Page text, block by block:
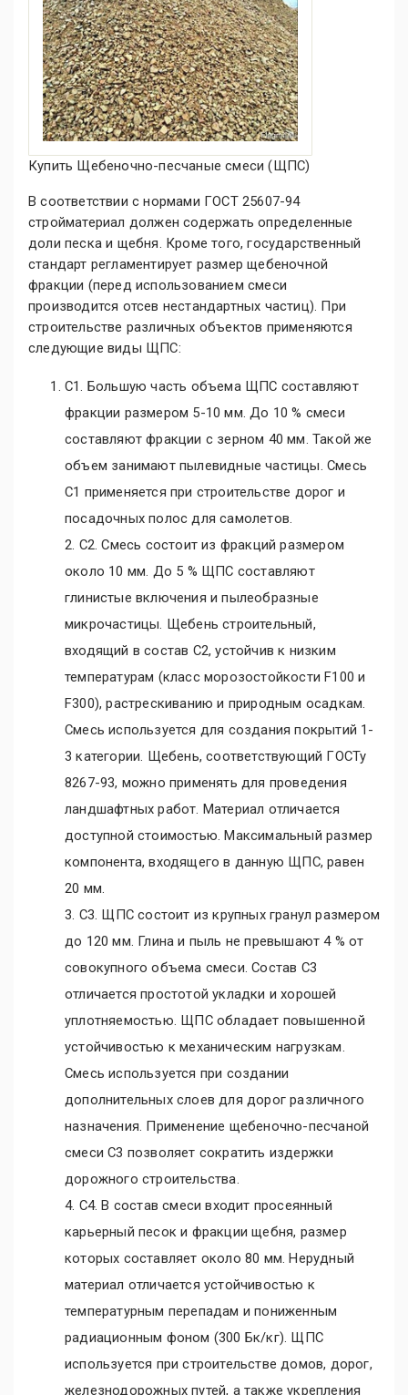
Купить Щебеночно-песчаные смеси (ЩПС)
В соответствии с нормами ГОCТ 25607-94
стройматериал должен содержать определенные
доли песка и щебня. Кроме того, государственный
стандарт регламентирует размер щебеночной
фракции (перед использованием смеси
производится отсев нестандартных частиц). При
строительстве различных объектов применяются
следующие виды ЩПС:
С1. Большую часть объема ЩПС составляют
фракции размером 5-10 мм. До 10 % смеси
составляют фракции с зерном 40 мм. Такой же
объем занимают пылевидные частицы. Смесь
С1 применяется при строительстве дорог и
посадочных полос для самолетов.
2. С2. Смесь состоит из фракций размером
около 10 мм. До 5 % ЩПС составляют
глинистые включения и пылеобразные
микрочастицы. Щебень строительный,
входящий в состав С2, устойчив к низким
температурам (класс морозостойкости F100 и
F300), растрескиванию и природным осадкам.
Смесь используется для создания покрытий 1-
3 категории. Щебень, соответствующий ГОСТу
8267-93, можно применять для проведения
ландшафтных работ. Материал отличается
доступной стоимостью. Максимальный размер
компонента, входящего в данную ЩПС, равен
20 мм.
3. C3. ЩПС состоит из крупных гранул размером
до 120 мм. Глина и пыль не превышают 4 % от
совокупного объема смеси. Состав С3
отличается простотой укладки и хорошей
уплотняемостью. ЩПС обладает повышенной
устойчивостью к механическим нагрузкам.
Смесь используется при создании
дополнительных слоев для дорог различного
назначения. Применение щебеночно-песчаной
смеси С3 позволяет сократить издержки
дорожного строительства.
4. С4. В состав смеси входит просеянный
карьерный песок и фракции щебня, размер
которых составляет около 80 мм. Нерудный
материал отличается устойчивостью к
температурным перепадам и пониженным
радиационным фоном (300 Бк/кг). ЩПС
используется при строительстве домов, дорог,
железнодорожных путей, а также укрепления